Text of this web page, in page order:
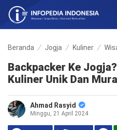
Beranda Jogja Kuliner
Backpacker Ke
Kuliner Unik Dan
Ahmad Rasyid
Minggu, 21 April 2024